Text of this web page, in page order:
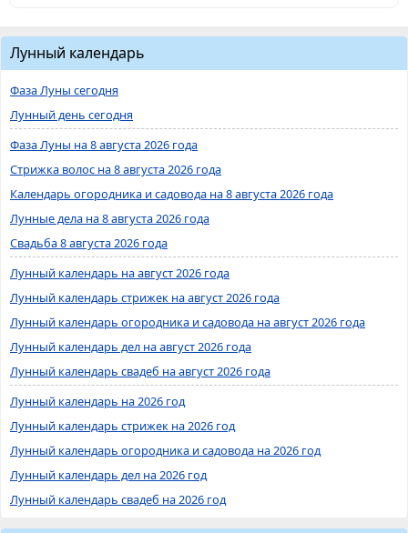
Лунный календарь
Фаза Луны сегодня
Лунный день сегодня
Фаза Луны на 8 августа 2026 года
Стрижка волос на 8 августа 2026 года
Календарь огородника и садовода на 8 августа 2026 года
Лунные дела на 8 августа 2026 года
Свадьба 8 августа 2026 года
Лунный календарь на август 2026 года
Лунный календарь стрижек на август 2026 года
Лунный календарь огородника и садовода на август 2026 года
Лунный календарь дел на август 2026 года
Лунный календарь свадеб на август 2026 года
Лунный календарь на 2026 год
Лунный календарь стрижек на 2026 год
Лунный календарь огородника и садовода на 2026 год
Лунный календарь дел на 2026 год
Лунный календарь свадеб на 2026 год